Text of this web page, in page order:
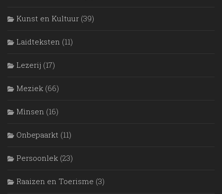
Kunst en Kultuur (39)
Laidteksten (11)
Lezerij (17)
Meziek (66)
Mìnsen (16)
Onbepaarkt (11)
Persoonlek (23)
Raaizen en Toerisme (3)